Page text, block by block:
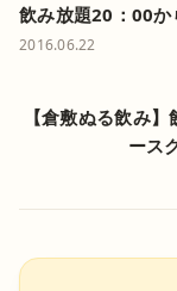
飲み放題20：00か
2016.06.22
【倉敷ぬる飲み
ース